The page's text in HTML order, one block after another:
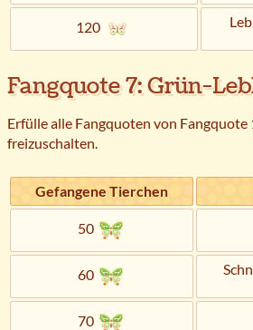
120
Fangquote 7: Grün-
Erfülle alle Fangquoten von Fangquote
freizuschalten.
Gefangene Tierchen
50
60
70